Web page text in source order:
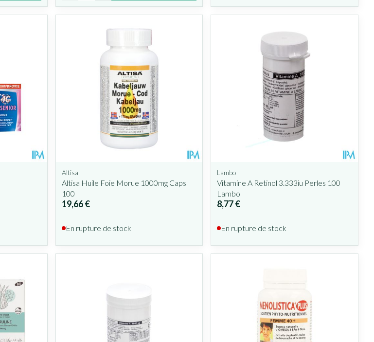
Altisa
Altisa Huile Foie Morue 1000mg Caps
100
19,66 €
En rupture de stock
Lambo
Vitamine A Retinol 3.333iu Perles 100
Lambo
8,77 €
En rupture de stock